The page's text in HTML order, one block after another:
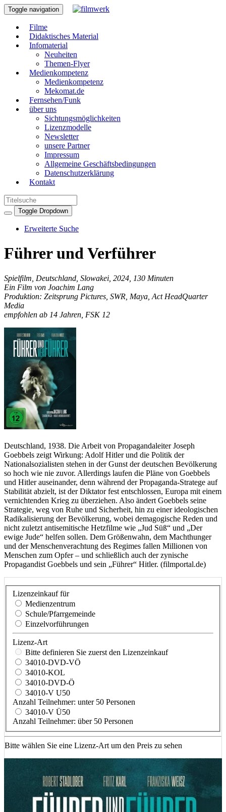
Toggle navigation
Filme
Didaktisches Material
Infomaterial
Neuheiten
Themen-Flyer
Medienkompetenz
Medienkompetenz
Mekomat.de
Fernsehen/Funk
über uns
Sichtungsmöglichkeiten
Lizenzmodelle
Newsletter
unsere Partner
Impressum
Allgemeine Geschäftsbedingungen
Datenschutzerklärung
Kontakt
Toggle Dropdown
Erweiterte Suche
Führer und Verführer
Spielfilm, Deutschland, Slowakei, 2024, 130 Minuten
Ein Film von Joachim Lang
Produktion: Zeitsprung Pictures, SWR, Maya, Act HeadQuarter
Media
empfohlen ab 14 Jahren, FSK 12
Deutschland, 1938. Die Arbeit von Propagandaleiter Joseph
Goebbels zeigt Wirkung: Adolf Hitler und die Politik der
Nationalsozialisten stehen in der Gunst der deutschen Bevölkerung
so hoch wie nie zuvor. Allerdings laufen die Pläne von Goebbels
und Hitler auseinander, denn während der Propaganda-Stratege auf
Stabilität abzielt, ist der Diktator fest entschlossen, Europa mit einem
vernichtenden Krieg zu überziehen. Also ändert Goebbels seine
Strategie, weg von Ruhe und Sicherheit, hin zu einer ideologischen
Radikalisierung der Bevölkerung, wobei demagogische Reden und
nicht zuletzt antisemitische Hetzfilme wie „Jud Süß“ und „Der
ewige Jude“ helfen sollen. Dem Größenwahn, dem Machthunger
und der Menschenverachtung des Regimes fallen Millionen von
Menschen zum Opfer – und schließlich auch der zynische
Propagandist Goebbels und sein „Führer“ Hitler. (filmportal.de)
Lizenzeinkauf für
Medienzentrum
Schule/Pfarrgemeinde
Einzelvorführungen
Lizenz-Art
Bitte definieren Sie zuerst den Lizenzeinkauf
34010-DVD-VÖ
34010-KOL
34010-DVD-Ö
34010-V U50
Anzahl Teilnehmer: unter 50 Personen
34010-V Ü50
Anzahl Teilnehmer: über 50 Personen
Bitte wählen Sie eine Lizenz-Art um den Preis zu sehen